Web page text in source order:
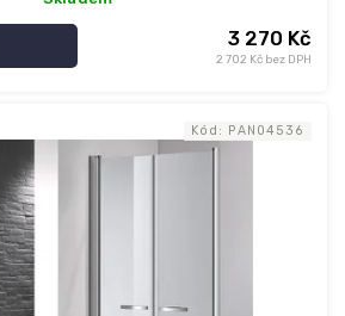
2 702 Kč bez DPH
3 270 Kč
Kód: PAN04536